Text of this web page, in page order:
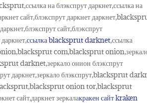
на блэкспрут даркнет,ссылка на
сайт,блэкспрут даркнет
сайт,блэкспрут
ссылка blacksprut darknet,ссылка
com,blacksprut
darknet,зеркало онион блэкспрут
даркнет,зеркало блэкспрут,blacksprut
onion tor,blacksprut
сайт,даркнет зеркалакракен сайтkraken